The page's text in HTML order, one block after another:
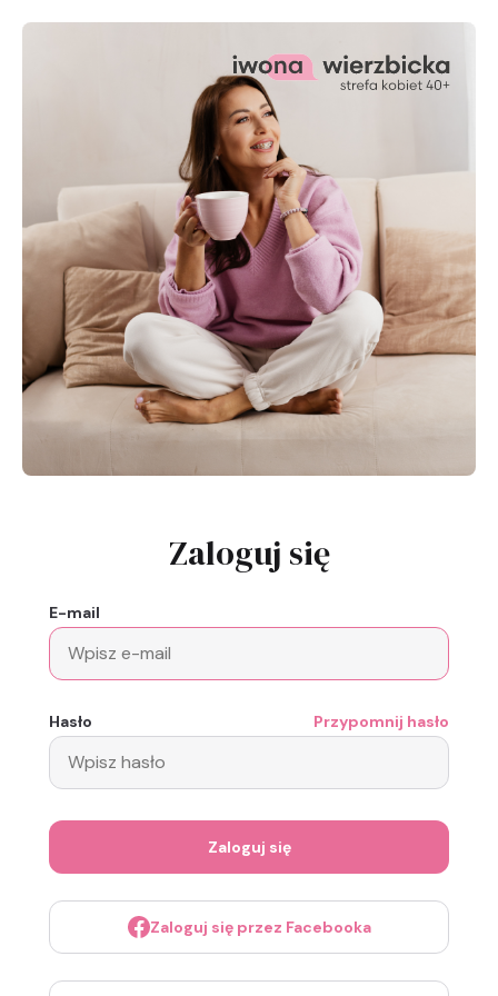
Zaloguj się
E-mail
Hasło Przypomnij hasło
Zaloguj się
Zaloguj się przez Facebooka